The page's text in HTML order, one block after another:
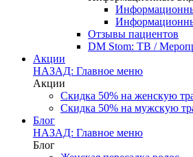
Отзывы пациентов
DM Stom: ТВ /
Акции
НАЗАД: Главное меню
Акции
Скидка 50% на женскую
Скидка 50% на мужскую
Блог
НАЗАД: Главное меню
Блог